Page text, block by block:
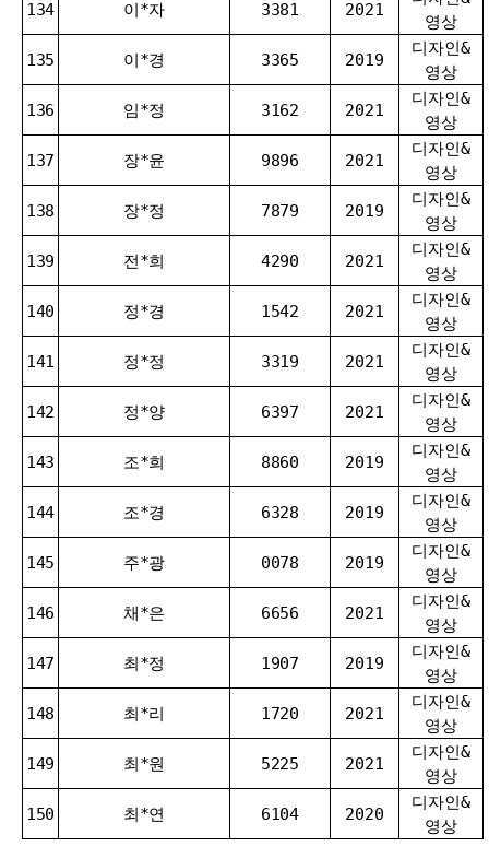
134 이*자 3381 2021
영상
135 이*경 3365 2019
디자인&
영상
136 임*정 3162 2021
디자인&
영상
137 장*윤 9896 2021
디자인&
영상
138 장*정 7879 2019
디자인&
영상
139 전*희 4290 2021
디자인&
영상
140 정*경 1542 2021
디자인&
영상
141 정*정 3319 2021
디자인&
영상
142 정*양 6397 2021
디자인&
영상
143 조*희 8860 2019
디자인&
영상
144 조*경 6328 2019
디자인&
영상
145 주*광 0078 2019
디자인&
영상
146 채*은 6656 2021
디자인&
영상
147 최*정 1907 2019
디자인&
영상
148 최*리 1720 2021
디자인&
영상
149 최*원 5225 2021
디자인&
영상
150 최*연 6104 2020
디자인&
영상